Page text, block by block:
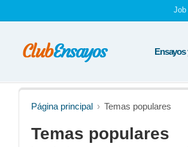
Job
Ensayos
Página principal Temas populares
Temas populares